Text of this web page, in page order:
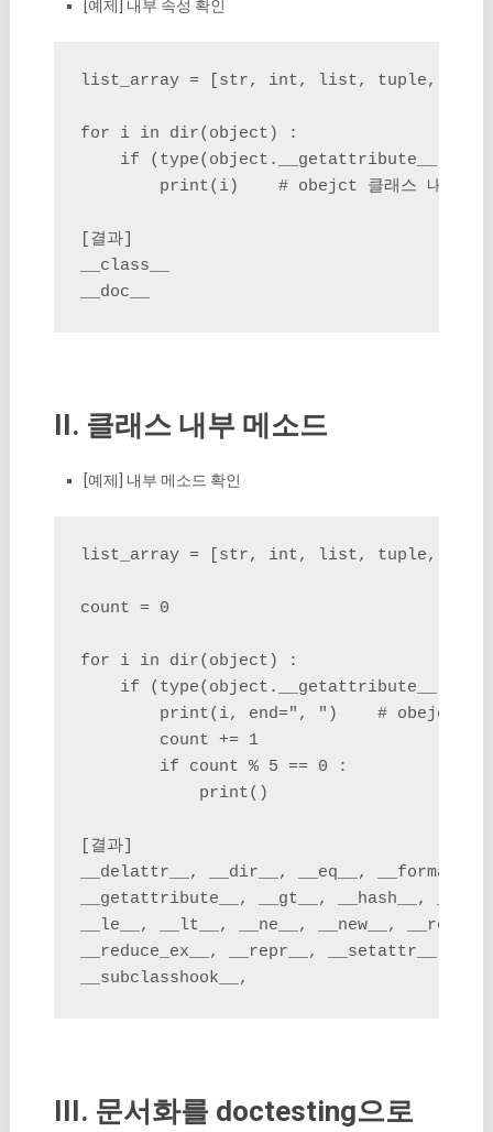
[예제] 내부 속성 확인
list_array = [str, int, list, tuple,
for i in dir(object) :
if
print(i)    # obejct 클래스 내 속성
[결과]
__class__
__doc__
II. 클래스 내부 메소드
[예제] 내부 메소드 확인
list_array = [str, int, list, tuple,
count = 0
for i in dir(object) :
if
print(i, end=", ")    # obejct 클래
        count += 1
        if count % 5 == 0 :
            print()
[결과]
__delattr__, __dir__, __eq__,
__getattribute__, __gt__, __hash__,
__le__, __lt__, __ne__, __new__,
__reduce_ex__, __repr__, __setattr__,
__subclasshook__,
III. 문서화를 doctesting으로